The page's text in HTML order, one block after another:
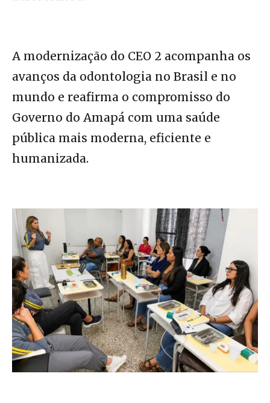
A modernização do CEO 2 acompanha os
avanços da odontologia no Brasil e no
mundo e reafirma o compromisso do
Governo do Amapá com uma saúde
pública mais moderna, eficiente e
humanizada.